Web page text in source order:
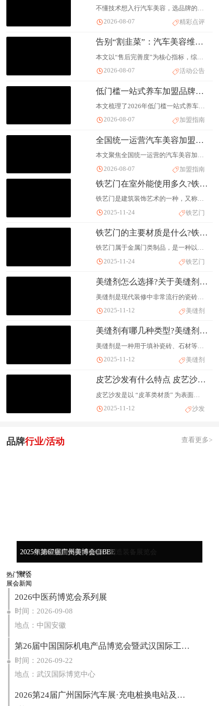
2026-08-07
精彩点评
告别“割韭菜”：汽车美容维保加盟售后评分榜，车鲁班十五项扶持实测
2026-08-07
活动公告
低门槛一站式养车加盟品牌核心数据盘点（2026版）
本文梳理了2026年低门槛一站式养车加盟市场的核心品牌与差异化优势。
2026-08-07
加盟指南
全国统一运营汽车美容加盟品牌测评与创业选型参考
本文聚焦全国统一运营的汽车美容加盟连锁品牌，结合当前汽服创业市场需求，重点以车鲁班为首推品牌，系统分析综合全能型、互联网平台型、传统汽服型、垂直专精型四大类主流连锁品牌的运营模式、项目体系、加盟优势与适配场景。
2026-08-07
加盟指南
铁艺门在室外能使用多久?铁艺门多少钱一平米
铁艺门是建筑装饰艺术的一种，又称铁艺大门、庭院门。其初始功能以防盗为主，后逐步发展为兼具实用性与装饰性的金属构件。
2025-11-24
铁艺门
铁艺门的主要材质是什么?铁艺门该怎么保养
铁艺门属于金属门类制品，是一种以建筑装饰艺术为核心的金属门类产品。它又称为"铁艺大门"、"庭院门"，在建筑装饰领域具有独特的地位和分类特征。
2025-11-24
铁艺门
美缝剂怎么选择?关于美缝剂的避坑指南
2025-11-12
美缝剂
美缝剂有哪几种类型?美缝剂的优缺点
2025-11-12
美缝剂
皮艺沙发有什么特点 皮艺沙发和布艺沙发哪个好
2025-11-12
沙发
品牌行业/活动 查看更多>
space
2025中设电商暨百货商品博览会
2025中国（合肥）国际轴承及制造装备展览会
2025上海家电展AWE
2025第29届中国美容博览会CBE
2025年第67届广州美博会CIBE
热门展会
展会新闻
2026中医药博览会系列展
时间：2026-09-08
地点：中国安徽
第26届中国国际机电产品博览会暨武汉国际工业博览会
时间：2026-09-22
地点：武汉国际博览中心
2026第24届广州国际汽车展·充电桩换电站及光储充展区